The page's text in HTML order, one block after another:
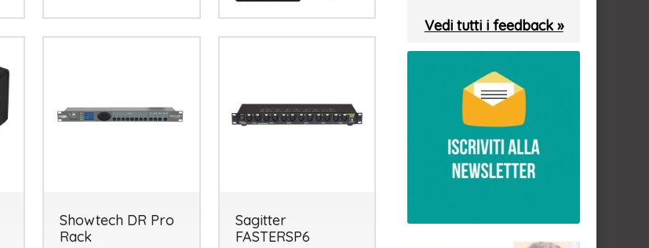
Showtech DR Pro
Rack
Sagitter
FASTERSP6
Vedi tutti i feedback »